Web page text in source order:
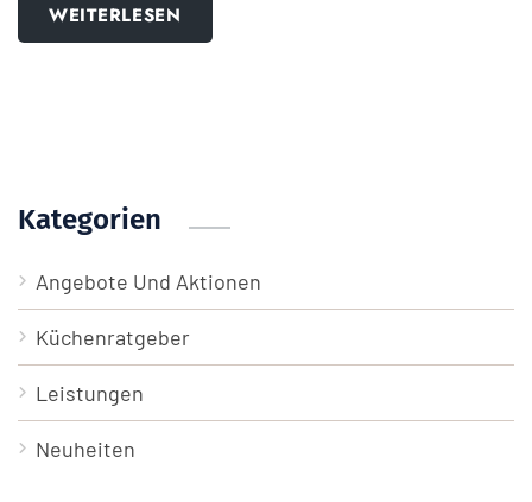
WEITERLESEN
Kategorien
Angebote Und Aktionen
Küchenratgeber
Leistungen
Neuheiten